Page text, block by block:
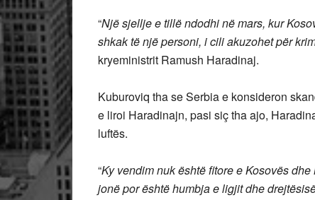
“Një sjellje e tillë ndodhi në mars, kur
shkak të një personi, i cili akuzohet për
kryeministrit Ramush Haradinaj.
Kuburoviq tha se Serbia e konsideron
e liroi Haradinajn, pasi siç tha ajo,
luftës.
“Ky vendim nuk është fitore e Kosovës
jonë por është humbja e ligjit dhe